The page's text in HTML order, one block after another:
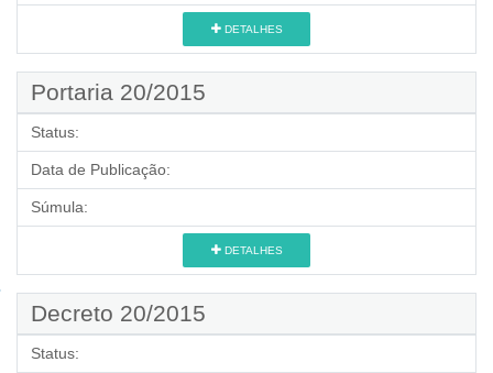
DETALHES
Portaria 20/2015
Status:
Data de Publicação:
Súmula:
DETALHES
Decreto 20/2015
Status: